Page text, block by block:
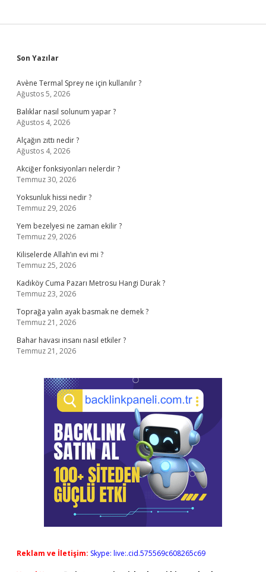
Sidebar
Son Yazılar
Avène Termal Sprey ne için kullanılır ?
Ağustos 5, 2026
Balıklar nasıl solunum yapar ?
Ağustos 4, 2026
Alçağın zıttı nedir ?
Ağustos 4, 2026
Akciğer fonksiyonları nelerdir ?
Temmuz 30, 2026
Yoksunluk hissi nedir ?
Temmuz 29, 2026
Yem bezelyesi ne zaman ekilir ?
Temmuz 29, 2026
Kiliselerde Allah’ın evi mi ?
Temmuz 25, 2026
Kadıköy Cuma Pazarı Metrosu Hangi Durak ?
Temmuz 23, 2026
Toprağa yalın ayak basmak ne demek ?
Temmuz 21, 2026
Bahar havası insanı nasıl etkiler ?
Temmuz 21, 2026
Reklam ve İletişim: Skype: live:.cid.575569c608265c69